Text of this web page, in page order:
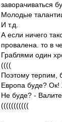
заворачиваться
Молодые
И т.д.
А если ничего
провалена. то в
Граблями один
((((
Поэтому терпим,
Европа буде?
Не буде? -
(((((((((((